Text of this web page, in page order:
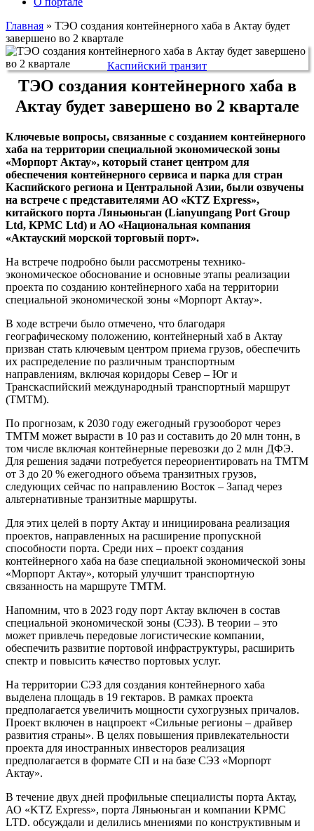
Главная » ТЭО создания контейнерного хаба в Актау будет
завершено во 2 квартале
Каспийский транзит
ТЭО создания контейнерного хаба в
Актау будет завершено во 2 квартале
Ключевые вопросы, связанные с созданием контейнерного
хаба на территории специальной экономической зоны
«Морпорт Актау», который станет центром для
обеспечения контейнерного сервиса и парка для стран
Каспийского региона и Центральной Азии, были озвучены
на встрече с представителями АО «KTZ Express»,
китайского порта Ляньюньган (Lianyungang Port Group
Ltd, KPMC Ltd) и АО «Национальная компания
«Актауский морской торговый порт».
На встрече подробно были рассмотрены технико-
экономическое обоснование и основные этапы реализации
проекта по созданию контейнерного хаба на территории
специальной экономической зоны «Морпорт Актау».
В ходе встречи было отмечено, что благодаря
географическому положению, контейнерный хаб в Актау
призван стать ключевым центром приема грузов, обеспечить
их распределение по различным транспортным
направлениям, включая коридоры Север – Юг и
Транскаспийский международный транспортный маршрут
(ТМТМ).
По прогнозам, к 2030 году ежегодный грузооборот через
ТМТМ может вырасти в 10 раз и составить до 20 млн тонн, в
том числе включая контейнерные перевозки до 2 млн ДФЭ.
Для решения задачи потребуется переориентировать на ТМТМ
от 3 до 20 % ежегодного объема транзитных грузов,
следующих сейчас по направлению Восток – Запад через
альтернативные транзитные маршруты.
Для этих целей в порту Актау и инициирована реализация
проектов, направленных на расширение пропускной
способности порта. Среди них – проект создания
контейнерного хаба на базе специальной экономической зоны
«Морпорт Актау», который улучшит транспортную
связанность на маршруте ТМТМ.
Напомним, что в 2023 году порт Актау включен в состав
специальной экономической зоны (СЭЗ). В теории – это
может привлечь передовые логистические компании,
обеспечить развитие портовой инфраструктуры, расширить
спектр и повысить качество портовых услуг.
На территории СЭЗ для создания контейнерного хаба
выделена площадь в 19 гектаров. В рамках проекта
предполагается увеличить мощности сухогрузных причалов.
Проект включен в нацпроект «Сильные регионы – драйвер
развития страны». В целях повышения привлекательности
проекта для иностранных инвесторов реализация
предполагается в формате СП и на базе СЭЗ «Морпорт
Актау».
В течение двух дней профильные специалисты порта Актау,
АО «KTZ Express», порта Ляньюньган и компании KPMC
LTD. обсуждали и делились мнениями по конструктивным и